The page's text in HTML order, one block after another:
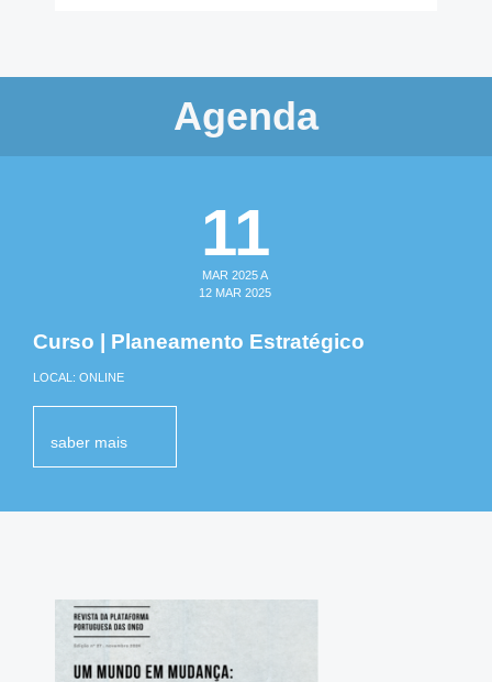
Agenda
11
MAR 2025 A
12 MAR 2025
Curso | Planeamento Estratégico
LOCAL: ONLINE
saber mais